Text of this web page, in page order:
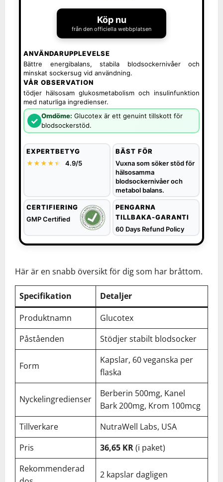
Köp nu
från den officiella webbplatsen
ANVÄNDARUPPLEVELSE
Bättre energibalans, stabila blodsockernivåer och
minskat sockersug vid användning.
VÅR OBSERVATION
tödjer hälsosam glukosmetabolism och insulinfunktion
med naturliga ingredienser.
✓ Omdöme: Glucotex är ett genuint tillskott för
blodsockerstöd.
EXPERTBETYG
★★★★★
★ 4.9/5
BÄST FÖR
Vuxna som söker stöd för
hälsosamma
blodsockernivåer och
metabol balans.
CERTIFIERING
GMP Certified
PENGARNA
TILLBAKA-GARANTI
60 Days Refund Policy
Här är en snabb översikt för dig som har bråttom.
Specifikation
Detaljer
Produktnamn
Glucotex
Påståenden
Stödjer stabilt blodsocker
Form
Kapslar, 60 veganska per
flaska
Nyckelingredienser
Berberin 500mg, Kanel
Bark 200mg, Krom 100mcg
Tillverkare
NutraWell Labs, USA
Pris
36,65 KR(i paket)
Rekommenderad
2 kapslar dagligen